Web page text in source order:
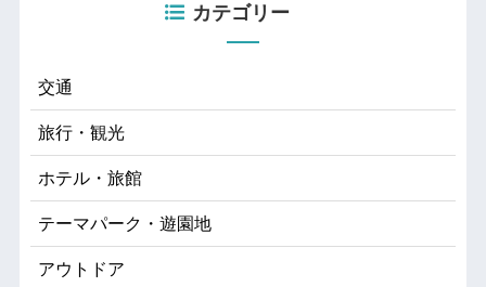
カテゴリー
交通
旅行・観光
ホテル・旅館
テーマパーク・遊園地
アウトドア